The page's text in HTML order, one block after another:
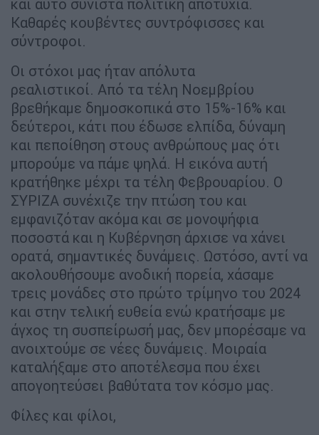
και αυτό συνιστά πολιτική αποτυχία.
Καθαρές κουβέντες συντρόφισσες και
σύντροφοι.
Οι στόχοι μας ήταν απόλυτα
ρεαλιστικοί. Από τα τέλη Νοεμβρίου
βρεθήκαμε δημοσκοπικά στο 15%-16% και
δεύτεροι, κάτι που έδωσε ελπίδα, δύναμη
και πεποίθηση στους ανθρώπους μας ότι
μπορούμε να πάμε ψηλά. Η εικόνα αυτή
κρατήθηκε μέχρι τα τέλη Φεβρουαρίου. Ο
ΣΥΡΙΖΑ συνέχιζε την πτώση του και
εμφανιζόταν ακόμα και σε μονοψήφια
ποσοστά και η Κυβέρνηση άρχισε να χάνει
ορατά, σημαντικές δυνάμεις. Ωστόσο, αντί να
ακολουθήσουμε ανοδική πορεία, χάσαμε
τρεις μονάδες στο πρώτο τρίμηνο του 2024
και στην τελική ευθεία ενώ κρατήσαμε με
άγχος τη συσπείρωσή μας, δεν μπορέσαμε να
ανοιχτούμε σε νέες δυνάμεις. Μοιραία
καταλήξαμε στο αποτέλεσμα που έχει
απογοητεύσει βαθύτατα τον κόσμο μας.
Φίλες και φίλοι,